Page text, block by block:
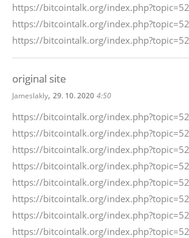
https://bitcointalk.org/
https://bitcointalk.org/
https://bitcointalk.org/
original site
Jameslakly, 29. 10. 2020 4:50
https://bitcointalk.org/
https://bitcointalk.org/
https://bitcointalk.org/
https://bitcointalk.org/
https://bitcointalk.org/
https://bitcointalk.org/
https://bitcointalk.org/
https://bitcointalk.org/